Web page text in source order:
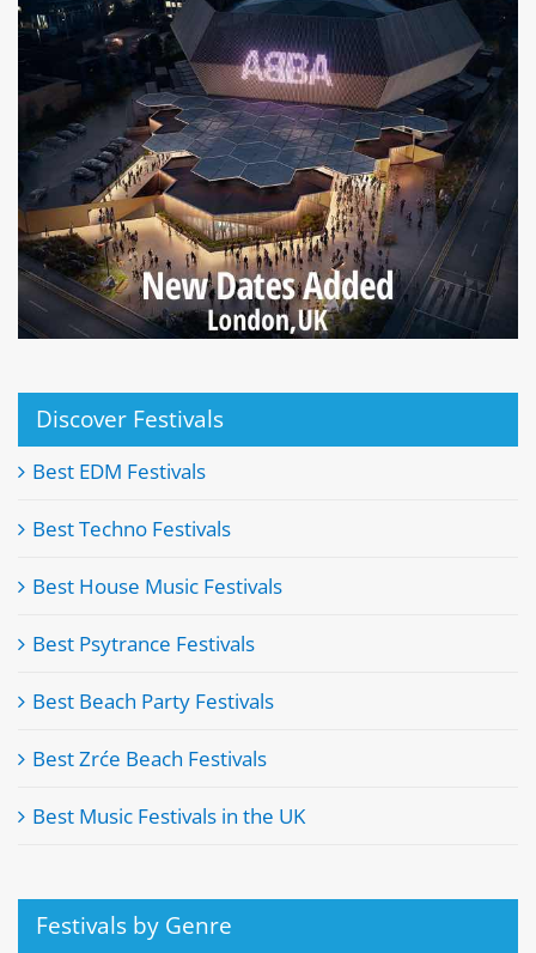
Discover Festivals
Best EDM Festivals
Best Techno Festivals
Best House Music Festivals
Best Psytrance Festivals
Best Beach Party Festivals
Best Zrće Beach Festivals
Best Music Festivals in the UK
Festivals by Genre